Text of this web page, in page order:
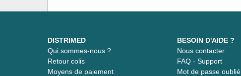
DISTRIMED
Qui sommes-nous ?
Retour colis
Moyens de paiement
BESOIN D'AIDE ?
Nous contacter
FAQ - Support
Mot de passe oublié